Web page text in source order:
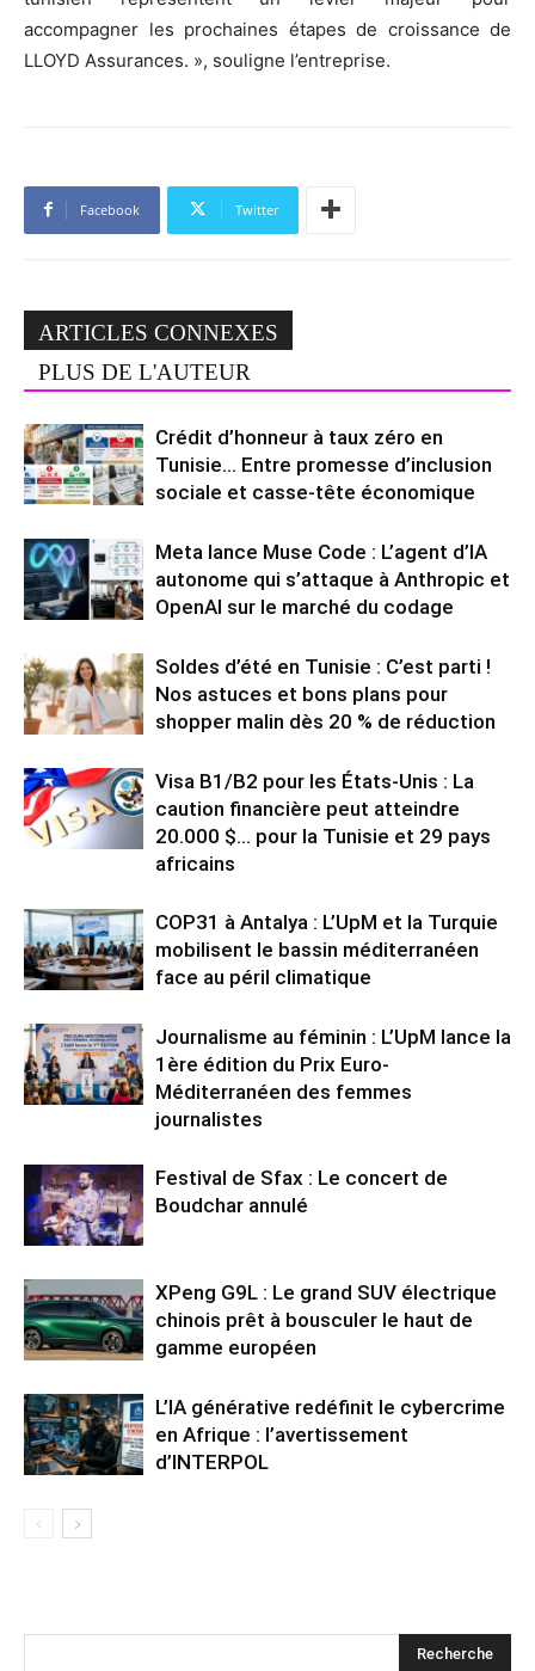
accompagner les prochaines étapes de croissance de
LLOYD Assurances. », souligne l’entreprise.
Facebook Twitter
ARTICLES CONNEXES
PLUS DE L'AUTEUR
Crédit d’honneur à taux zéro en
Tunisie… Entre promesse d’inclusion
sociale et casse-tête économique
Meta lance Muse Code : L’agent d’IA
autonome qui s’attaque à Anthropic et
OpenAI sur le marché du codage
Soldes d’été en Tunisie : C’est parti !
Nos astuces et bons plans pour
shopper malin dès 20 % de réduction
Visa B1/B2 pour les États-Unis : La
caution financière peut atteindre
20.000 $… pour la Tunisie et 29 pays
africains
COP31 à Antalya : L’UpM et la Turquie
mobilisent le bassin méditerranéen
face au péril climatique
Journalisme au féminin : L’UpM lance la
1ère édition du Prix Euro-
Méditerranéen des femmes
journalistes
Festival de Sfax : Le concert de
Boudchar annulé
XPeng G9L : Le grand SUV électrique
chinois prêt à bousculer le haut de
gamme européen
L’IA générative redéfinit le cybercrime
en Afrique : l’avertissement
d’INTERPOL